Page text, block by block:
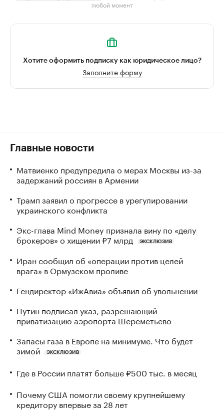
любой момент
Хотите оформить подписку как юридическое лицо?
Заполните форму
Главные новости
Матвиенко предупредила о мерах Москвы из-за
задержаний россиян в Армении
Трамп заявил о прогрессе в урегулировании
украинского конфликта
Экс-глава Mind Money признала вину по «делу
брокеров» о хищении ₽7 млрд
ЭКСКЛЮЗИВ
Иран сообщил об «операции против целей
врага» в Ормузском проливе
Гендиректор «ИжАвиа» объявил об увольнении
Путин подписал указ, разрешающий
приватизацию аэропорта Шереметьево
Запасы газа в Европе на минимуме. Что будет
зимой
ЭКСКЛЮЗИВ
Где в России платят больше ₽500 тыс. в месяц
Почему США помогли своему крупнейшему
кредитору впервые за 28 лет